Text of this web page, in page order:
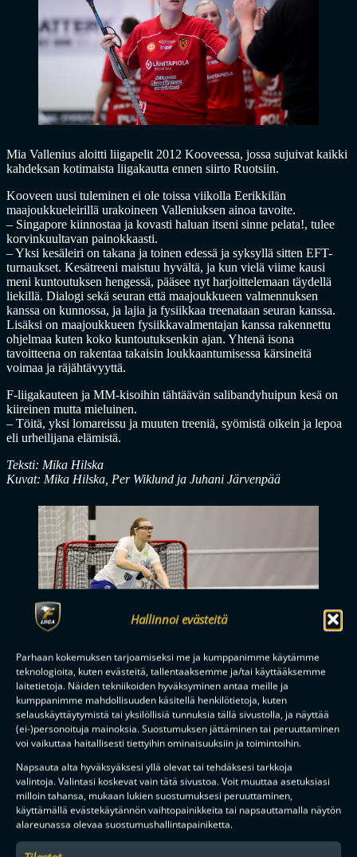
Hallinnoi evästeitä
Parhaan kokemuksen tarjoamiseksi me ja kumppanimme käytämme
teknologioita, kuten evästeitä, tallentaaksemme ja/tai käyttääksemme
laitetietoja. Näiden tekniikoiden hyväksyminen antaa meille ja
kumppanimme mahdollisuuden käsitellä henkilötietoja, kuten
selauskäyttäytymistä tai yksilöllisiä tunnuksia tällä sivustolla, ja näyttää
(ei-)personoituja mainoksia. Suostumuksen jättäminen tai peruuttaminen
voi vaikuttaa haitallisesti tiettyihin ominaisuuksiin ja toimintoihin.
Napsauta alta hyväksyäksesi yllä olevat tai tehdäksesi tarkkoja
valintoja. Valintasi koskevat vain tätä sivustoa. Voit muuttaa asetuksiasi
milloin tahansa, mukaan lukien suostumuksesi peruuttaminen,
käyttämällä evästekäytännön vaihtopainikkeita tai napsauttamalla näytön
alareunassa olevaa suostumushallintapainiketta.
Mia Vallenius aloitti liigapelit 2012 Kooveessa, jossa sujuivat kaikki
kahdeksan kotimaista liigakautta ennen siirto Ruotsiin.
Kooveen uusi tuleminen ei ole toissa viikolla Eerikkilän
maajoukkueleirillä urakoineen Valleniuksen ainoa tavoite.
– Singapore kiinnostaa ja kovasti haluan itseni sinne pelata!, tulee
korvinkuultavan painokkaasti.
– Yksi kesäleiri on takana ja toinen edessä ja syksyllä sitten EFT-
turnaukset. Kesätreeni maistuu hyvältä, ja kun vielä viime kausi
meni kuntoutuksen hengessä, pääsee nyt harjoittelemaan täydellä
liekillä. Dialogi sekä seuran että maajoukkueen valmennuksen
kanssa on kunnossa, ja lajia ja fysiikkaa treenataan seuran kanssa.
Lisäksi on maajoukkueen fysiikkavalmentajan kanssa rakennettu
ohjelmaa kuten koko kuntoutuksenkin ajan. Yhtenä isona
tavoitteena on rakentaa takaisin loukkaantumisessa kärsineitä
voimaa ja räjähtävyyttä.
F-liigakauteen ja MM-kisoihin tähtäävän salibandyhuipun kesä on
kiireinen mutta mieluinen.
– Töitä, yksi lomareissu ja muuten treeniä, syömistä oikein ja lepoa
eli urheilijana elämistä.
Teksti: Mika Hilska
Kuvat: Mika Hilska, Per Wiklund ja Juhani Järvenpää
Lue seuraavaksi
1PV SITTEN MIEHET